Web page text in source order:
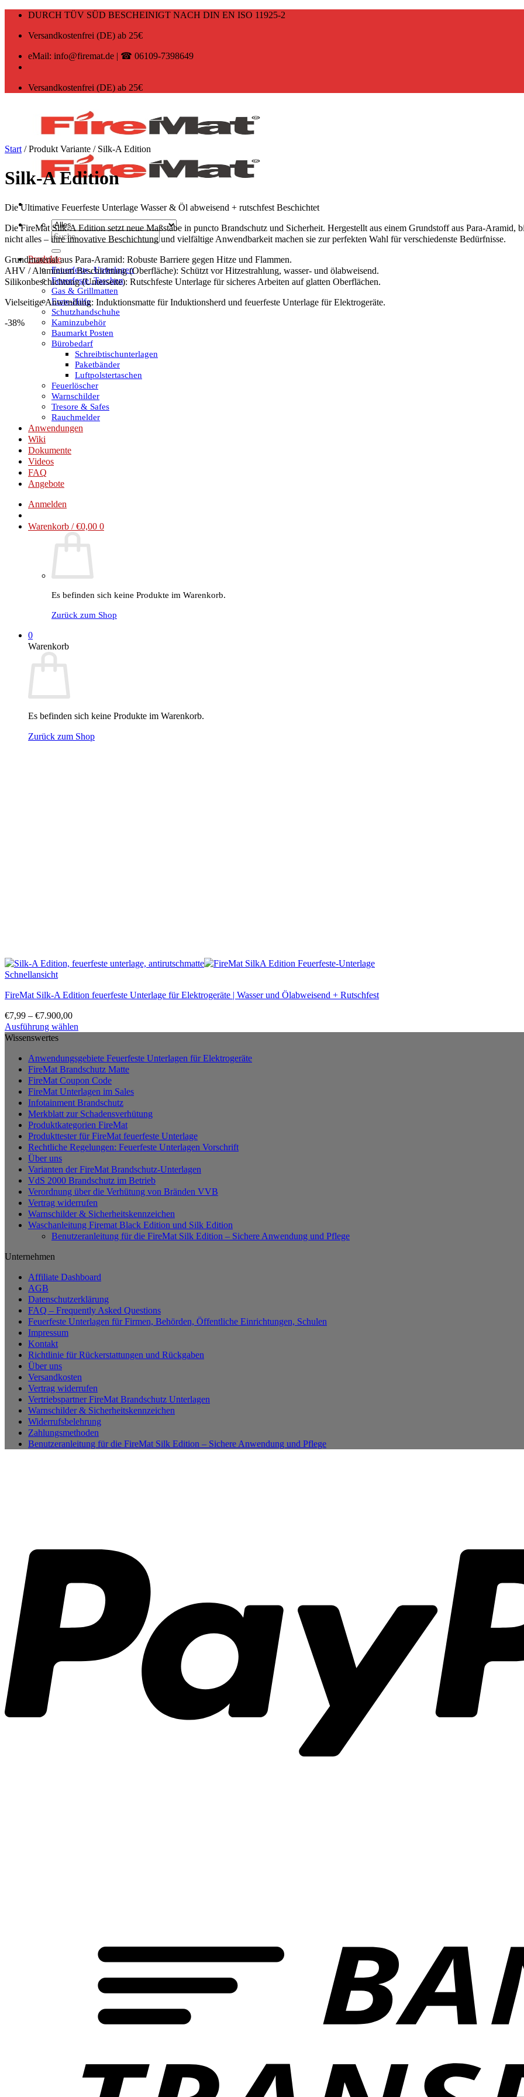
Zum
springen
DURCH TÜV SÜD BESCHEINIGT NACH DIN EN ISO 11925-2
Versandkostenfrei (DE) ab 25€
eMail: info@firemat.de | ☎ 06109-7398649
Versandkostenfrei (DE) ab 25€
Suchen
nach:
Produkte
Feuerfeste_Unterlagen
Feuerfeste_Taschen
Gas & Grillmatten
Erste-Hilfe
Schutzhandschuhe
Kaminzubehör
Baumarkt Posten
Bürobedarf
Schreibtischunterlagen
Paketbänder
Luftpolstertaschen
Feuerlöscher
Warnschilder
Tresore & Safes
Rauchmelder
Anwendungen
Wiki
Dokumente
Videos
FAQ
Angebote
Anmelden
Warenkorb /€0,00 0
Es befinden sich keine Produkte im Warenkorb.
Zurück zum Shop
0
Warenkorb
Es befinden sich keine Produkte im Warenkorb.
Zurück zum Shop
Start /Produkt Variante /Silk-A Edition
Silk-A Edition
Die Ultimative Feuerfeste Unterlage Wasser & Öl abweisend + rutschfest Beschichtet
Die FireMat Silk-A Edition setzt neue Maßstäbe in puncto Brandschutz und Sicherheit. Hergestellt aus einem Grundstoff aus Para-Aramid,
nicht alles – ihre innovative Beschichtung und vielfältige Anwendbarkeit machen sie zur perfekten Wahl für verschiedenste Bedürfnisse.
Grundmaterial aus Para-Aramid: Robuste Barriere gegen Hitze und Flammen.
AHV / Aluminium Beschichtung (Oberfläche): Schützt vor Hitzestrahlung, wasser- und ölabweisend.
Silikonbeschichtung (Unterseite): Rutschfeste Unterlage für sicheres Arbeiten auf glatten Oberflächen.
Vielseitige Anwendung: Induktionsmatte für Induktionsherd und feuerfeste Unterlage für Elektrogeräte.
-38%
Schnellansicht
FireMat Silk-A Edition feuerfeste Unterlage für Elektrogeräte | Wasser und Ölabweisend + Rutschfest
€7,99 – €7.900,00
Ausführung wählen
Dieses
weist
mehrere
Varianten
Optionen
können
Produktseite
gewählt
werden
Wissenswertes
Anwendungsgebiete Feuerfeste Unterlagen für Elektrogeräte
FireMat Brandschutz Matte
FireMat Coupon Code
FireMat Unterlagen im Sales
Infotainment Brandschutz
Merkblatt zur Schadensverhütung
Produktkategorien FireMat
Produkttester für FireMat feuerfeste Unterlage
Rechtliche Regelungen: Feuerfeste Unterlagen Vorschrift
Über uns
Varianten der FireMat Brandschutz-Unterlagen
VdS 2000 Brandschutz im Betrieb
Verordnung über die Verhütung von Bränden VVB
Vertrag widerrufen
Warnschilder & Sicherheitskennzeichen
Waschanleitung Firemat Black Edition und Silk Edition
Benutzeranleitung für die FireMat Silk Edition – Sichere Anwendung und Pflege
Unternehmen
Affiliate Dashboard
AGB
Datenschutzerklärung
FAQ – Frequently Asked Questions
Feuerfeste Unterlagen für Firmen, Behörden, Öffentliche Einrichtungen, Schulen
Impressum
Kontakt
Richtlinie für Rückerstattungen und Rückgaben
Über uns
Versandkosten
Vertrag widerrufen
Vertriebspartner FireMat Brandschutz Unterlagen
Warnschilder & Sicherheitskennzeichen
Widerrufsbelehrung
Zahlungsmethoden
Benutzeranleitung für die FireMat Silk Edition – Sichere Anwendung und Pflege